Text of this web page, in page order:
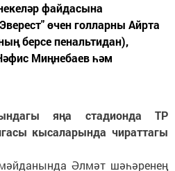
файдасына
өчен голларны Айрта
берсе пенальтидан),
Миңнебаев һәм
яңа стадионда ТР
кысаларында чираттагы
Әлмәт шәһәренең